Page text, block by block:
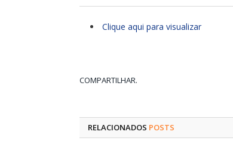
Clique aqui para visualizar
COMPARTILHAR.
RELACIONADOS POSTS